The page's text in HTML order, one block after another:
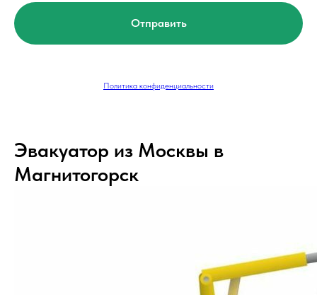
Отправить
Политика конфиденциальности
Эвакуатор из Москвы в
Магнитогорск